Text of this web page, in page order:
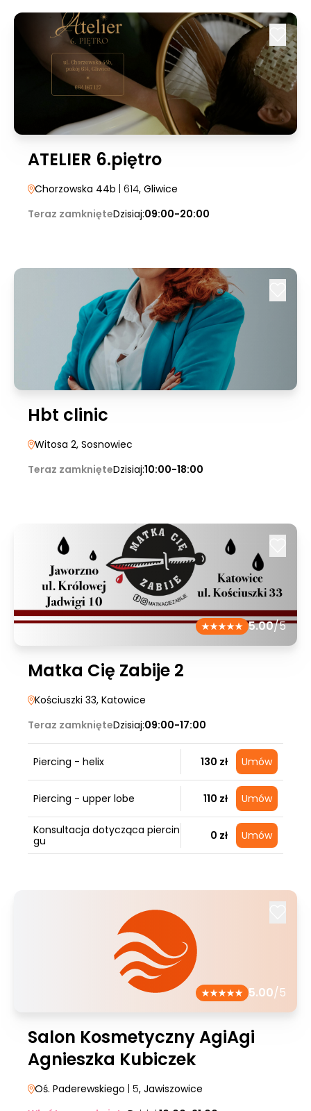
ATELIER 6.piętro
Chorzowska 44b | 614, Gliwice
Teraz zamknięteDzisiaj:09:00-20:00
Hbt clinic
Witosa 2, Sosnowiec
Teraz zamknięteDzisiaj:10:00-18:00
5.00/5
Matka Cię Zabije 2
Kościuszki 33, Katowice
Teraz zamknięteDzisiaj:09:00-17:00
Piercing - helix 130 zł Umów
Piercing - upper lobe 110 zł Umów
Konsultacja dotycząca piercin
gu
0 zł Umów
5.00/5
Salon Kosmetyczny AgiAgi
Agnieszka Kubiczek
Oś. Paderewskiego | 5, Jawiszowice